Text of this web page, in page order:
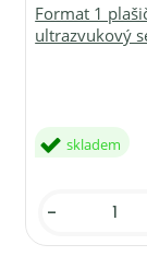
Format 1
ultrazvukový
skladem
-